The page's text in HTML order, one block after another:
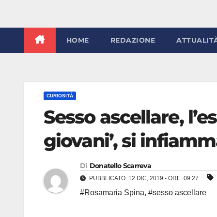
HOME REDAZIONE
CURIOSITÀ
Sesso ascellare,
giovani’, si
Di Donatello Scarreva
PUBBLICATO: 12 DIC, 2019 - ORE: 09:27
#Rosamaria Spina, #sesso ascellare